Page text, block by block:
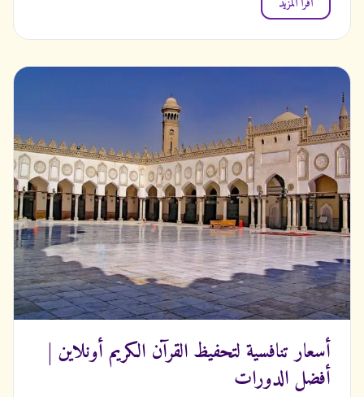
أسعار تنافسية لتحفيظ القرآن الكريم أونلاين |
أفضل الدورات